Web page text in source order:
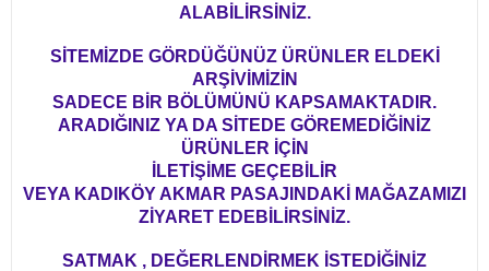
ALABİLİRSİNİZ.
SİTEMİZDE GÖRDÜĞÜNÜZ ÜRÜNLER ELDEKİ
ARŞİVİMİZİN
SADECE BİR BÖLÜMÜNÜ KAPSAMAKTADIR.
ARADIĞINIZ YA DA SİTEDE GÖREMEDİĞİNİZ
ÜRÜNLER İÇİN
İLETİŞİME GEÇEBİLİR
VEYA KADIKÖY AKMAR PASAJINDAKİ MAĞAZAMIZI
ZİYARET EDEBİLİRSİNİZ.
SATMAK , DEĞERLENDİRMEK İSTEDİĞİNİZ